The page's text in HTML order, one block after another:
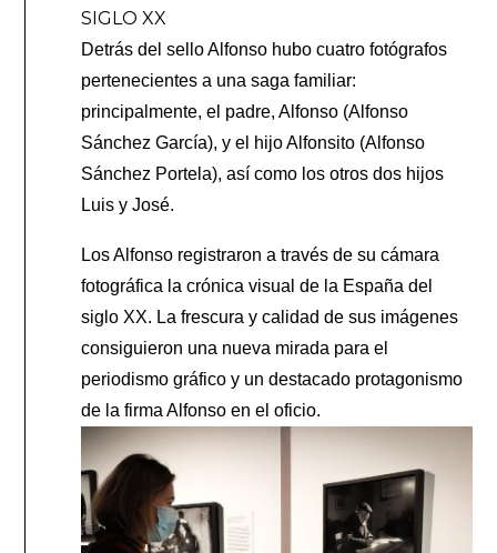
SIGLO XX
Detrás del sello Alfonso hubo cuatro fotógrafos
pertenecientes a una saga familiar:
principalmente, el padre, Alfonso (Alfonso
Sánchez García), y el hijo Alfonsito (Alfonso
Sánchez Portela), así como los otros dos hijos
Luis y José.
Los Alfonso registraron a través de su cámara
fotográfica la crónica visual de la España del
siglo XX. La frescura y calidad de sus imágenes
consiguieron una nueva mirada para el
periodismo gráfico y un destacado protagonismo
de la firma Alfonso en el oficio.